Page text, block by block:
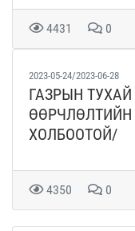
4431 0
2023-05-24/2023-06-28
ГАЗРЫН
ХОЛБООТОЙ/
4350 0